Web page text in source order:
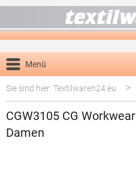
Menü
Sie sind hier: Textilwaren24.eu
>
CGW3105 CG
Damen